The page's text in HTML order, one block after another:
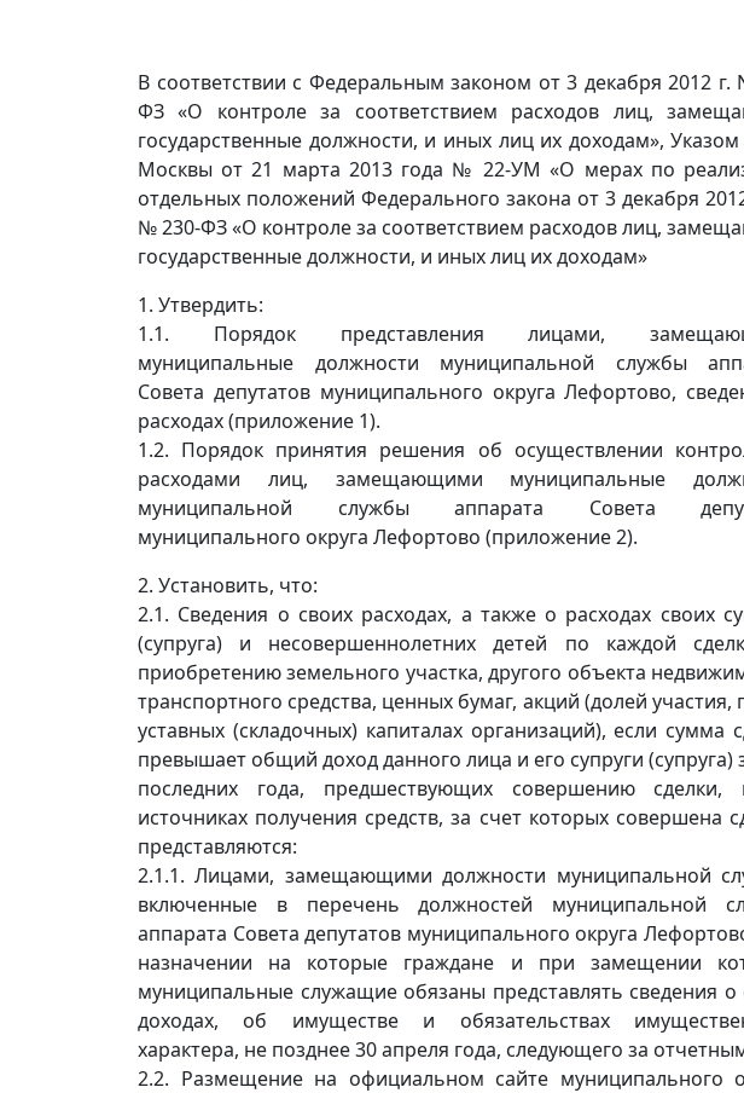
В соответствии с Федеральным законом от 3 декабря 2012 г.
ФЗ «О контроле за соответствием расходов лиц,
государственные должности, и иных лиц их доходам»,
Москвы от 21 марта 2013 года № 22-УМ «О мерах по
отдельных положений Федерального закона от 3 декабря
№ 230-ФЗ «О контроле за соответствием расходов лиц,
государственные должности, и иных лиц их доходам»
1. Утвердить:
1.1. Порядок представления лицами,
муниципальные должности муниципальной службы
Совета депутатов муниципального округа Лефортово,
расходах (приложение 1).
1.2. Порядок принятия решения об осуществлении
расходами лиц, замещающими муниципальные
муниципальной службы аппарата Совета
муниципального округа Лефортово (приложение 2).
2. Установить, что:
2.1. Сведения о своих расходах, а также о расходах своих
(супруга) и несовершеннолетних детей по каждой
приобретению земельного участка, другого объекта
транспортного средства, ценных бумаг, акций (долей участия,
уставных (складочных) капиталах организаций), если сумма
превышает общий доход данного лица и его супруги (супруга)
последних года, предшествующих совершению
источниках получения средств, за счет которых совершена
представляются:
2.1.1. Лицами, замещающими должности муниципальной
включенные в перечень должностей муниципальной
аппарата Совета депутатов муниципального округа
назначении на которые граждане и при замещении
муниципальные служащие обязаны представлять сведения о
доходах, об имуществе и обязательствах
характера, не позднее 30 апреля года, следующего за
2.2. Размещение на официальном сайте муниципального